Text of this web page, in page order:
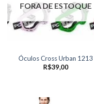
FORA DE ESTOQUE
Óculos Cross Urban 1213
R$39,00